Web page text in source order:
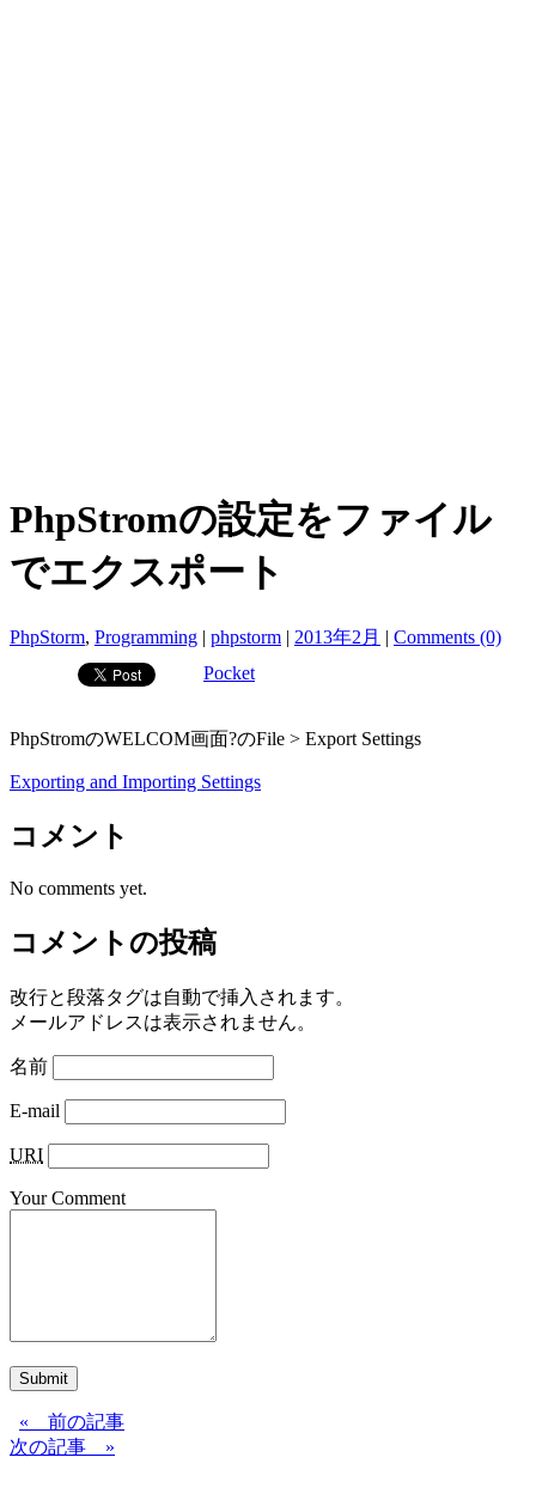
PhpStromの設定をファイル
でエクスポート
PhpStorm, Programming | phpstorm | 2013年2月 | Comments (0)
Pocket
PhpStromのWELCOM画面?のFile > Export Settings
Exporting and Importing Settings
コメント
No comments yet.
コメントの投稿
改行と段落タグは自動で挿入されます。
メールアドレスは表示されません。
名前
E-mail
URI
Your Comment
Submit
« 前の記事
次の記事 »